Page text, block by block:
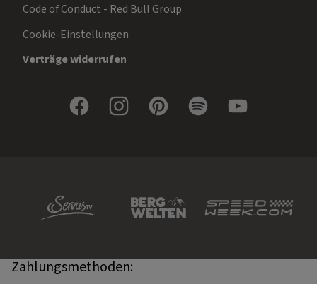
Code of Conduct - Red Bull Group
Cookie-Einstellungen
Verträge widerrufen
Zahlungsmethoden: